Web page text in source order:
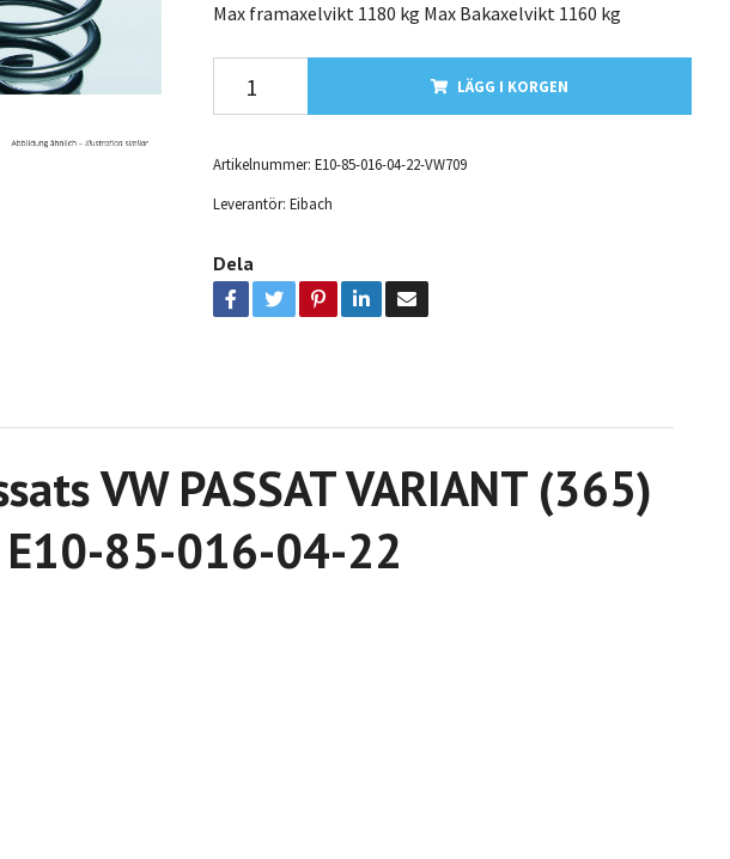
Max framaxelvikt 1180 kg Max Bakaxelvikt 1160 kg
LÄGG I KORGEN
Artikelnummer: E10-85-016-04-22-VW709
Leverantör: Eibach
Dela
VW PASSAT VARIANT (365)
85-016-04-22